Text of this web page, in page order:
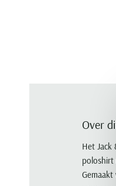
Over
Het Jack
poloshirt